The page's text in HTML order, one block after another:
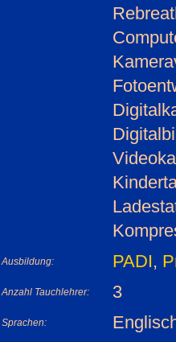
Ausbildung: PADI,
Anzahl Tauchlehrer: 3
Sprachen: